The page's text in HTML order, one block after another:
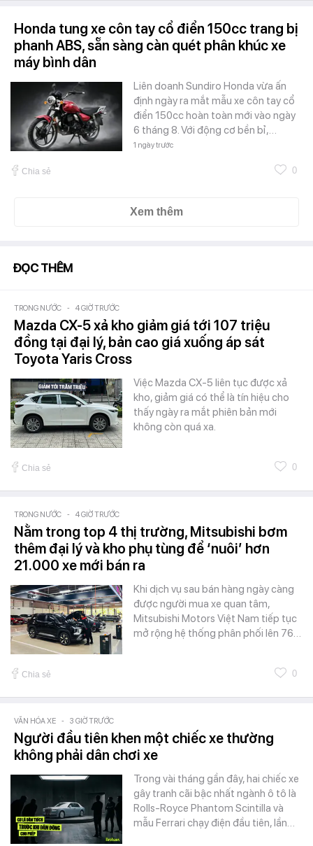
Honda tung xe côn tay cổ điển 150cc trang bị
phanh ABS, sẵn sàng càn quét phân khúc xe
máy bình dân
Liên doanh Sundiro Honda vừa ấn
định ngày ra mắt mẫu xe côn tay cổ
điển 150cc hoàn toàn mới vào ngày
6 tháng 8. Với động cơ bền bỉ,…
1 ngày trước
Chia sẻ 0
Xem thêm
ĐỌC THÊM
TRONG NƯỚC - 4 GIỜ TRƯỚC
Mazda CX-5 xả kho giảm giá tới 107 triệu
đồng tại đại lý, bản cao giá xuống áp sát
Toyota Yaris Cross
Việc Mazda CX-5 liên tục được xả
kho, giảm giá có thể là tín hiệu cho
thấy ngày ra mắt phiên bản mới
không còn quá xa.
Chia sẻ 0
TRONG NƯỚC - 4 GIỜ TRƯỚC
Nằm trong top 4 thị trường, Mitsubishi bơm
thêm đại lý và kho phụ tùng để ‘nuôi’ hơn
21.000 xe mới bán ra
Khi dịch vụ sau bán hàng ngày càng
được người mua xe quan tâm,
Mitsubishi Motors Việt Nam tiếp tục
mở rộng hệ thống phân phối lên 76…
Chia sẻ 0
VĂN HÓA XE - 3 GIỜ TRƯỚC
Người đầu tiên khen một chiếc xe thường
không phải dân chơi xe
Trong vài tháng gần đây, hai chiếc xe
gây tranh cãi bậc nhất ngành ô tô là
Rolls-Royce Phantom Scintilla và
mẫu Ferrari chạy điện đầu tiên, lần…